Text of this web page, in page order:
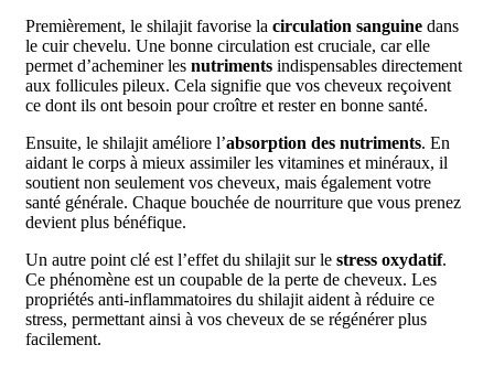
Premièrement, le shilajit favorise la circulation sanguine dans
le cuir chevelu. Une bonne circulation est cruciale, car elle
permet d’acheminer les nutriments indispensables directement
aux follicules pileux. Cela signifie que vos cheveux reçoivent
ce dont ils ont besoin pour croître et rester en bonne santé.
Ensuite, le shilajit améliore l’absorption des nutriments. En
aidant le corps à mieux assimiler les vitamines et minéraux, il
soutient non seulement vos cheveux, mais également votre
santé générale. Chaque bouchée de nourriture que vous prenez
devient plus bénéfique.
Un autre point clé est l’effet du shilajit sur le stress oxydatif.
Ce phénomène est un coupable de la perte de cheveux. Les
propriétés anti-inflammatoires du shilajit aident à réduire ce
stress, permettant ainsi à vos cheveux de se régénérer plus
facilement.